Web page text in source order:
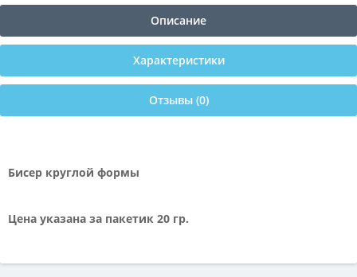
Описание
Характеристики
Отзывы (0)
Бисер круглой формы
Цена указана за пакетик 20 гр.